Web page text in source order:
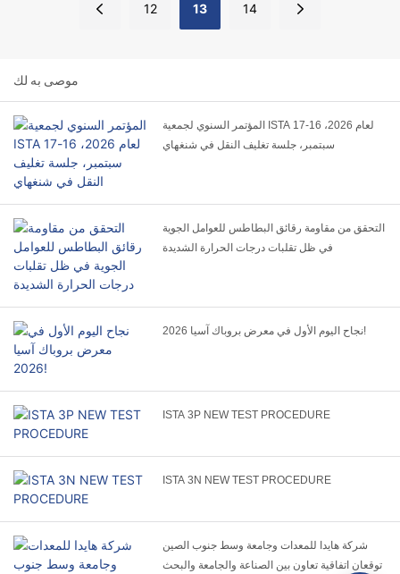
12 13 14
موصى به لك
المؤتمر السنوي لجمعية ISTA لعام 2026، 16-17
سبتمبر، جلسة تغليف النقل في شنغهاي
التحقق من مقاومة رقائق البطاطس للعوامل الجوية
في ظل تقلبات درجات الحرارة الشديدة
نجاح اليوم الأول في معرض بروباك آسيا 2026!
ISTA 3P NEW TEST PROCEDURE
ISTA 3N NEW TEST PROCEDURE
شركة هايدا للمعدات وجامعة وسط جنوب الصين
توقعان اتفاقية تعاون بين الصناعة والجامعة والبحث